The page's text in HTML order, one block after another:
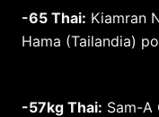
-65 Thai: Kiamran
Hama (Tailandia)
-57kg Thai: Sam-A